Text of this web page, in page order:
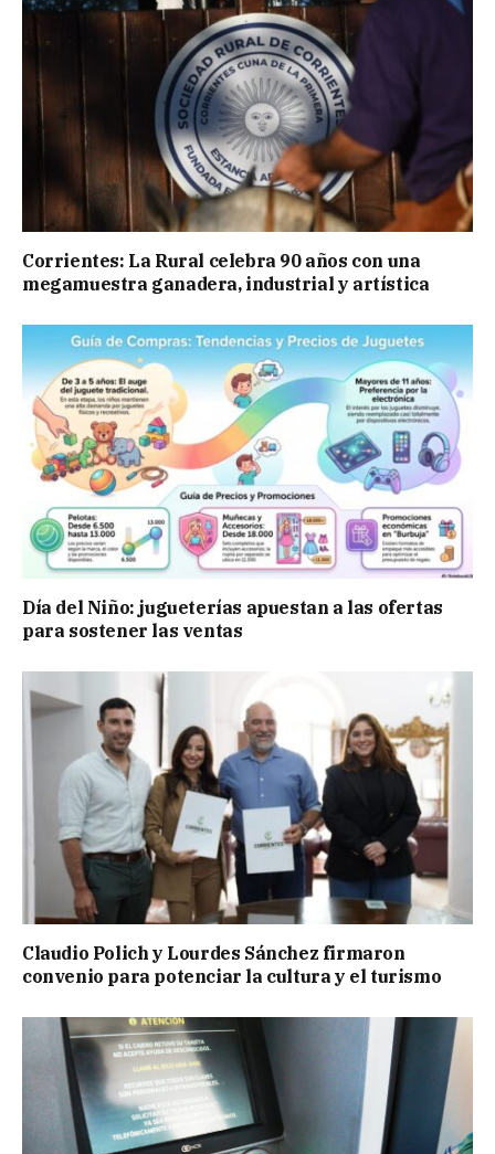
Corrientes: La Rural celebra 90 años con una
megamuestra ganadera, industrial y artística
Día del Niño: jugueterías apuestan a las ofertas
para sostener las ventas
Claudio Polich y Lourdes Sánchez firmaron
convenio para potenciar la cultura y el turismo